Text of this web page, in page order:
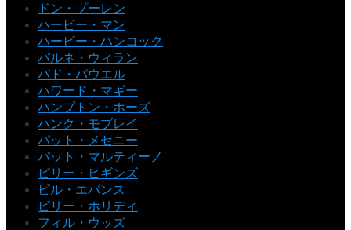
ドン・プーレン
ハービー・マン
ハービー・ハンコック
バルネ・ウィラン
バド・パウエル
ハワード・マギー
ハンプトン・ホーズ
ハンク・モブレイ
パット・メセニー
パット・マルティーノ
ビリー・ヒギンズ
ビル・エバンス
ビリー・ホリディ
フィル・ウッズ